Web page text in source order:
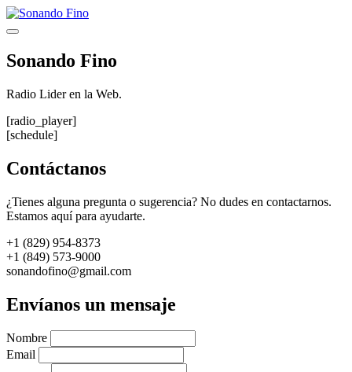
Saltar
al
Menú
Sonando Fino
Radio Lider en la Web.
[radio_player]
[schedule]
Contáctanos
¿Tienes alguna pregunta o sugerencia? No dudes en contactarnos.
Estamos aquí para ayudarte.
+1 (829) 954-8373
+1 (849) 573-9000
sonandofino@gmail.com
Envíanos un mensaje
Nombre
Email